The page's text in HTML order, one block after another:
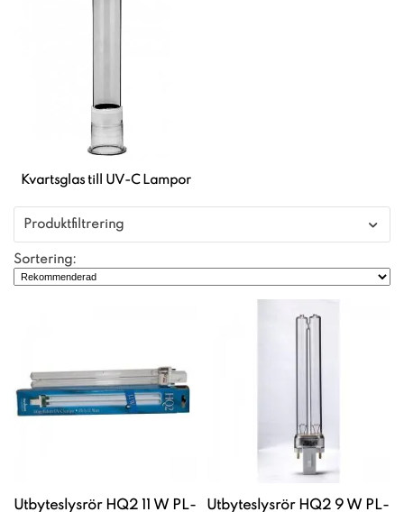
Kvartsglas till UV-C Lampor
Produktfiltrering
Sortering:
Utbyteslysrör HQ2 11 W PL-
Utbyteslysrör HQ2 9 W PL-